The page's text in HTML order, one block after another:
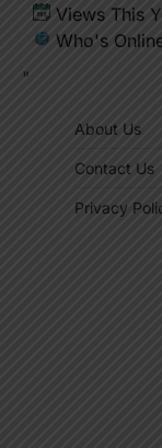
Views This
Who's
"
About Us
Contact Us
Privacy